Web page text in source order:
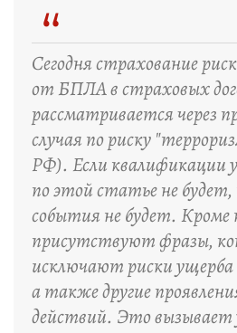
“
Сегодня страхование
от БПЛА в страховых
рассматривается через
случая по риску
РФ). Если квалификации
по этой статье не
события не будет. Кроме
присутствуют фразы,
исключают риски
а также другие
действий. Это вызывает